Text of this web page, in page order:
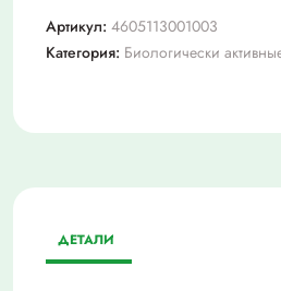
Артикул: 4605113001003
Категория: Биологически
ДЕТАЛИ